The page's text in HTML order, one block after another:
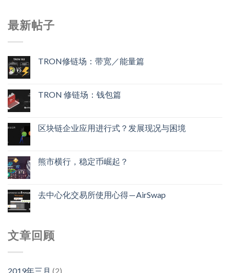
最新帖子
TRON修链场：带宽／能量篇
TRON 修链场：钱包篇
区块链企业应用进行式？发展现况与困境
熊市横行，稳定币崛起？
去中心化交易所使用心得 — AirSwap
文章回顾
2019年三月 (2)